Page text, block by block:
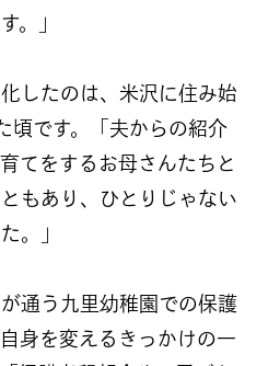
。」
したのは、米沢に住み始
頃です。「夫からの紹介
てをするお母さんたちと
もあり、ひとりじゃない
。」
通う九里幼稚園での保護
身を変えるきっかけの一